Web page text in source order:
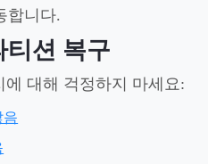
합니다.
티션 복구
대해 걱정하지 마세요:
음